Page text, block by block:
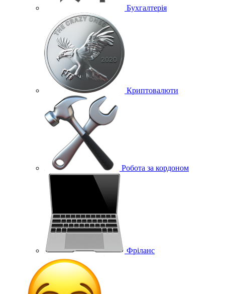
Бухгалтерія
Криптовалюти
Робота за кордоном
Фріланс